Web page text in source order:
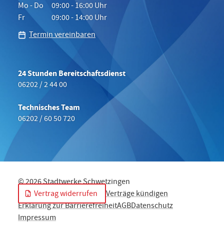
Mo - Do
09:00 - 16:00 Uhr
Fr
09:00 - 14:00 Uhr
Termin vereinbaren
24 Stunden Bereitschaftsdienst
06202 / 2 44 00
Technisches Team
06202 / 60 50 720
© 2026 Stadtwerke Schwetzingen
Vertrag widerrufen
Verträge kündigen
Erklärung zur BarrierefreiheitAGBDatenschutz
Impressum